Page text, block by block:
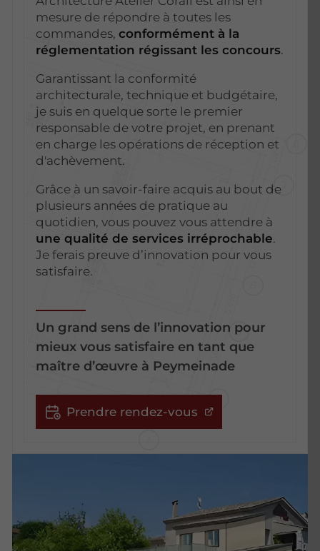
mesure de répondre à toutes les
commandes, conformément à la
réglementation régissant les concours.
Garantissant la conformité
architecturale, technique et budgétaire,
je suis en quelque sorte le premier
responsable de votre projet, en prenant
en charge les opérations de réception et
d'achèvement.
Grâce à un savoir-faire acquis au bout de
plusieurs années de pratique au
quotidien, vous pouvez vous attendre à
une qualité de services irréprochable.
Je ferais preuve d’innovation pour vous
satisfaire.
Un grand sens de l’innovation pour
mieux vous satisfaire en tant que
maître d’œuvre à Peymeinade
Prendre rendez-vous